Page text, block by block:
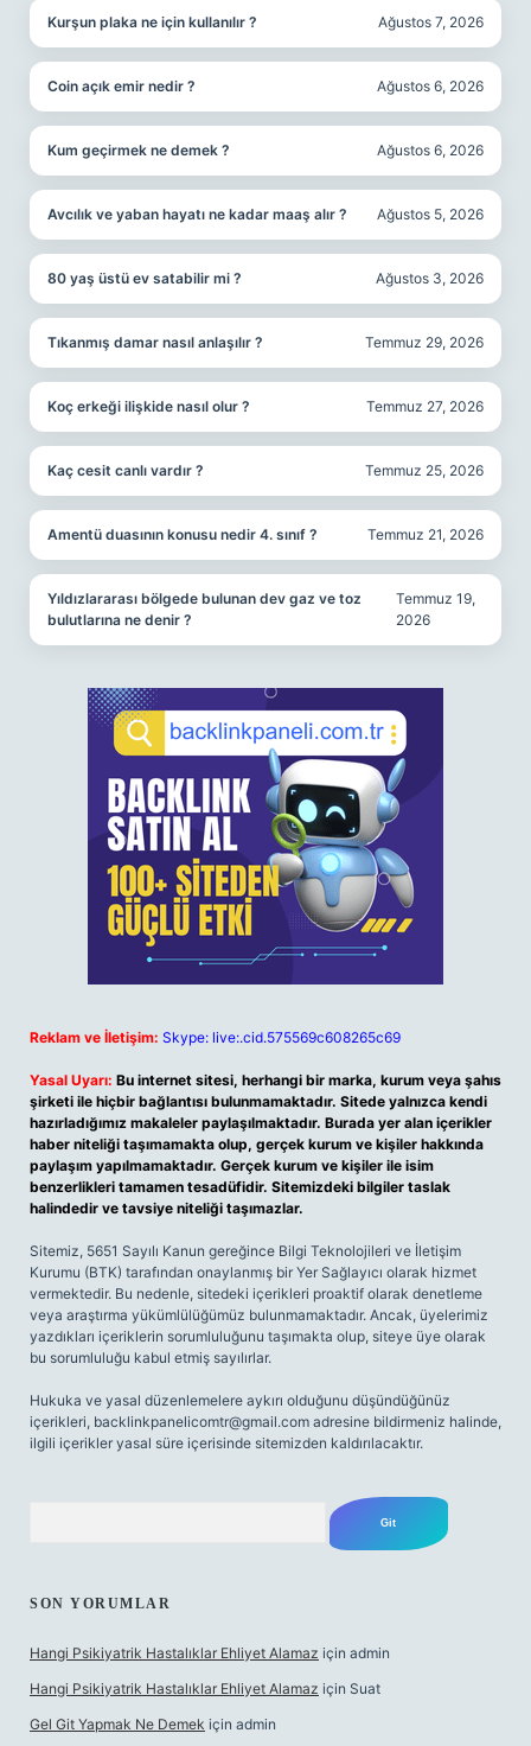
Kurşun plaka ne için kullanılır ? Ağustos 7, 2026
Coin açık emir nedir ? Ağustos 6, 2026
Kum geçirmek ne demek ? Ağustos 6, 2026
Avcılık ve yaban hayatı ne kadar maaş alır ? Ağustos 5, 2026
80 yaş üstü ev satabilir mi ? Ağustos 3, 2026
Tıkanmış damar nasıl anlaşılır ? Temmuz 29, 2026
Koç erkeği ilişkide nasıl olur ? Temmuz 27, 2026
Kaç cesit canlı vardır ? Temmuz 25, 2026
Amentü duasının konusu nedir 4. sınıf ? Temmuz 21, 2026
Yıldızlararası bölgede bulunan dev gaz ve toz
bulutlarına ne denir ?
Temmuz 19,
2026
Reklam ve İletişim: Skype: live:.cid.575569c608265c69
Yasal Uyarı: Bu internet sitesi, herhangi bir marka, kurum veya şahıs
şirketi ile hiçbir bağlantısı bulunmamaktadır. Sitede yalnızca kendi
hazırladığımız makaleler paylaşılmaktadır. Burada yer alan içerikler
haber niteliği taşımamakta olup, gerçek kurum ve kişiler hakkında
paylaşım yapılmamaktadır. Gerçek kurum ve kişiler ile isim
benzerlikleri tamamen tesadüfidir. Sitemizdeki bilgiler taslak
halindedir ve tavsiye niteliği taşımazlar.
Sitemiz, 5651 Sayılı Kanun gereğince Bilgi Teknolojileri ve İletişim
Kurumu (BTK) tarafından onaylanmış bir Yer Sağlayıcı olarak hizmet
vermektedir. Bu nedenle, sitedeki içerikleri proaktif olarak denetleme
veya araştırma yükümlülüğümüz bulunmamaktadır. Ancak, üyelerimiz
yazdıkları içeriklerin sorumluluğunu taşımakta olup, siteye üye olarak
bu sorumluluğu kabul etmiş sayılırlar.
Hukuka ve yasal düzenlemelere aykırı olduğunu düşündüğünüz
içerikleri, backlinkpanelicomtr@gmail.com adresine bildirmeniz halinde,
ilgili içerikler yasal süre içerisinde sitemizden kaldırılacaktır.
SON YORUMLAR
Hangi Psikiyatrik Hastalıklar Ehliyet Alamaz için admin
Hangi Psikiyatrik Hastalıklar Ehliyet Alamaz için Suat
Gel Git Yapmak Ne Demek için admin